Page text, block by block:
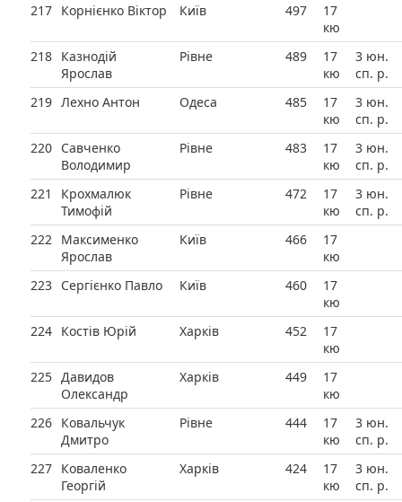
217 Корнієнко Віктор Київ 497
17
кю
218 Казнодій
Ярослав
Рівне 489
17
кю
3 юн.
сп. р.
219 Лехно Антон Одеса 485
17
кю
3 юн.
сп. р.
220 Савченко
Володимир
Рівне 483
17
кю
3 юн.
сп. р.
221
Крохмалюк
Тимофій
Рівне 472
17
кю
3 юн.
сп. р.
222 Максименко
Ярослав
Київ 466
17
кю
223 Сергієнко Павло Київ 460
17
кю
224 Костів Юрій Харків 452
17
кю
225 Давидов
Олександр
Харків 449
17
кю
226 Ковальчук
Дмитро
Рівне 444
17
кю
3 юн.
сп. р.
227 Коваленко
Георгій
Харків 424
17
кю
3 юн.
сп. р.